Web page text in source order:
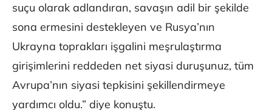
suçu olarak adlandıran, savaşın adil bir şekilde
sona ermesini destekleyen ve Rusya’nın
Ukrayna toprakları işgalini meşrulaştırma
girişimlerini reddeden net siyasi duruşunuz, tüm
Avrupa’nın siyasi tepkisini şekillendirmeye
yardımcı oldu.” diye konuştu.